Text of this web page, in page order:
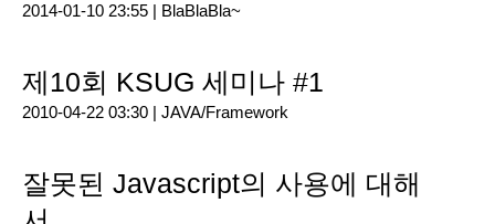
2014-01-10 23:55 | BlaBlaBla~
제10회 KSUG 세미나 #1
2010-04-22 03:30 | JAVA/Framework
잘못된 Javascript의 사용에 대해